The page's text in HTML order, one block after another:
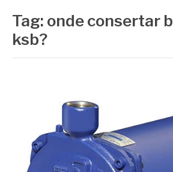
Tag: onde consertar
ksb?